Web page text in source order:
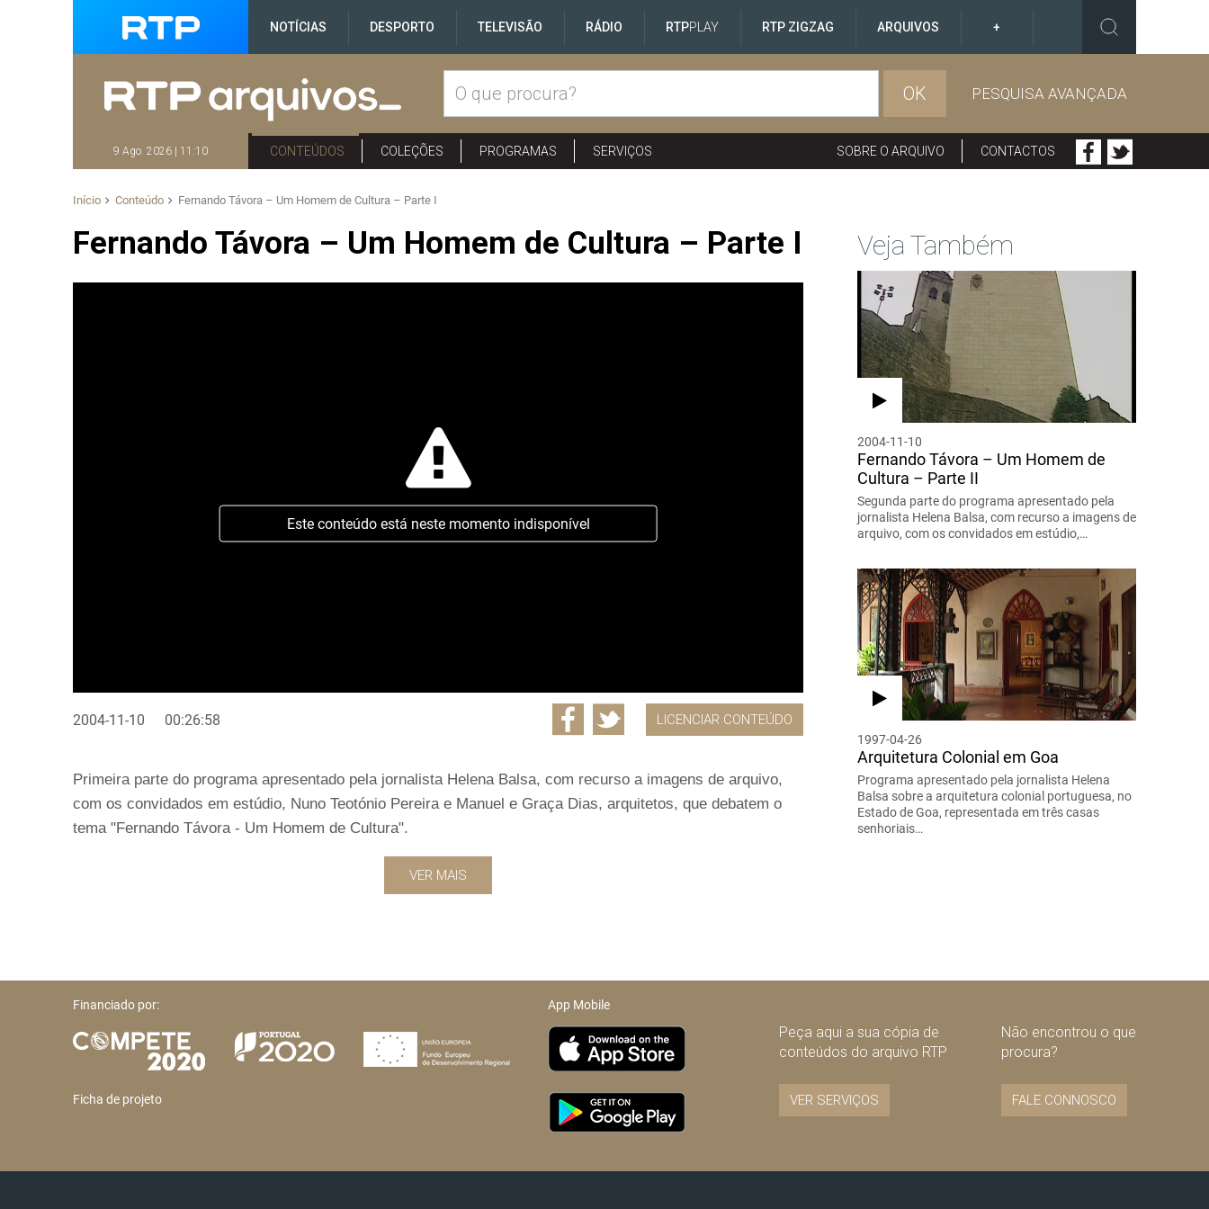
NOTÍCIAS DESPORTO TELEVISÃO RÁDIO RTPPLAY RTP ZIGZAG ARQUIVOS +
OK PESQUISA AVANÇADA
9 Ago. 2026 | 11:10 CONTEÚDOS COLEÇÕES PROGRAMAS SERVIÇOS SOBRE O ARQUIVO CONTACTOS
Início Conteúdo Fernando Távora – Um Homem de Cultura – Parte I
Fernando Távora – Um Homem de Cultura – Parte I
Este conteúdo está neste momento indisponível
2004-11-10 00:26:58 LICENCIAR CONTEÚDO
Primeira parte do programa apresentado pela jornalista Helena Balsa, com recurso a imagens de arquivo,
com os convidados em estúdio, Nuno Teotónio Pereira e Manuel e Graça Dias, arquitetos, que debatem o
tema "Fernando Távora - Um Homem de Cultura".
VER MAIS
Veja Também
2004-11-10
Fernando Távora – Um Homem de
Cultura – Parte II
Segunda parte do programa apresentado pela
jornalista Helena Balsa, com recurso a imagens de
arquivo, com os convidados em estúdio,…
1997-04-26
Arquitetura Colonial em Goa
Programa apresentado pela jornalista Helena
Balsa sobre a arquitetura colonial portuguesa, no
Estado de Goa, representada em três casas
senhoriais…
Financiado por:
Ficha de projeto
App Mobile
Peça aqui a sua cópia de
conteúdos do arquivo RTP
VER SERVIÇOS
Não encontrou o que
procura?
FALE CONNOSCO